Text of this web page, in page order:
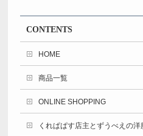
CONTENTS
HOME
商品一覧
ONLINE SHOPPING
くれぱぱす店主とずうべえの洋